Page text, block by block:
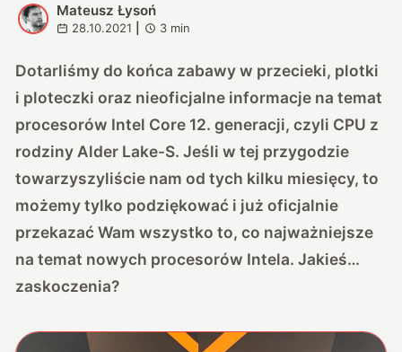
M
Mateusz Łysoń
28.10.2021 3 min
Dotarliśmy do końca zabawy w przecieki, plotki
i ploteczki oraz nieoficjalne informacje na temat
procesorów Intel Core 12. generacji, czyli CPU z
rodziny Alder Lake-S. Jeśli w tej przygodzie
towarzyszyliście nam od tych kilku miesięcy, to
możemy tylko podziękować i już oficjalnie
przekazać Wam wszystko to, co najważniejsze
na temat nowych procesorów Intela. Jakieś…
zaskoczenia?